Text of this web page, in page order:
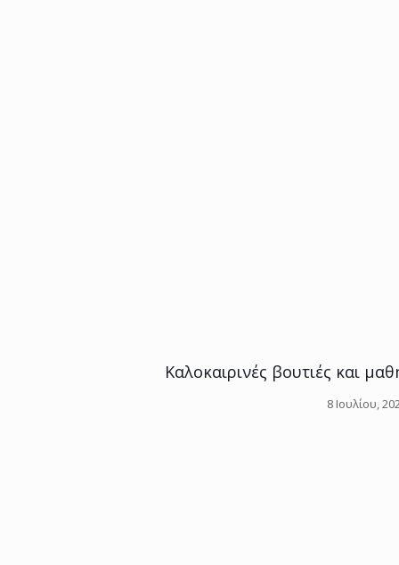
Καλοκαιρινές βουτιές και
8 Ιουλίου,